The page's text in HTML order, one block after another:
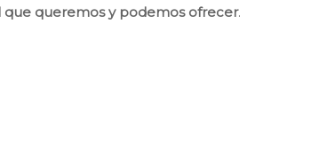
que queremos y podemos ofrecer.